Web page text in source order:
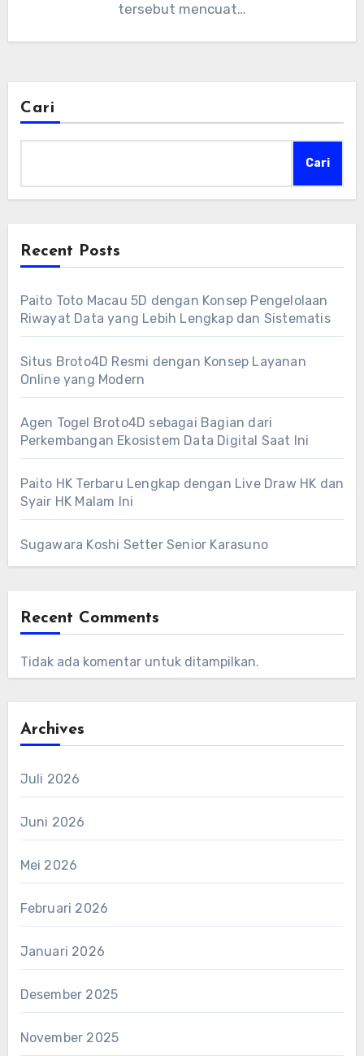
tersebut mencuat…
Cari
Cari
Recent Posts
Paito Toto Macau 5D dengan Konsep Pengelolaan
Riwayat Data yang Lebih Lengkap dan Sistematis
Situs Broto4D Resmi dengan Konsep Layanan
Online yang Modern
Agen Togel Broto4D sebagai Bagian dari
Perkembangan Ekosistem Data Digital Saat Ini
Paito HK Terbaru Lengkap dengan Live Draw HK dan
Syair HK Malam Ini
Sugawara Koshi Setter Senior Karasuno
Recent Comments
Tidak ada komentar untuk ditampilkan.
Archives
Juli 2026
Juni 2026
Mei 2026
Februari 2026
Januari 2026
Desember 2025
November 2025